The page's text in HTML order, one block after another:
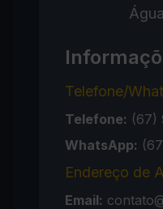
Telefone/
Telefone: (67)
WhatsApp:
Endereço de
Email: